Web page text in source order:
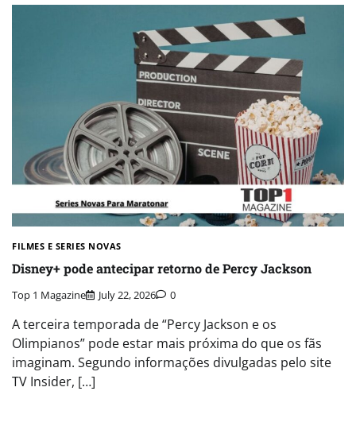
FILMES E SERIES NOVAS​
Disney+ pode antecipar retorno de Percy Jackson
Top 1 Magazine July 22, 2026 0
A terceira temporada de “Percy Jackson e os
Olimpianos” pode estar mais próxima do que os fãs
imaginam. Segundo informações divulgadas pelo site
TV Insider, […]